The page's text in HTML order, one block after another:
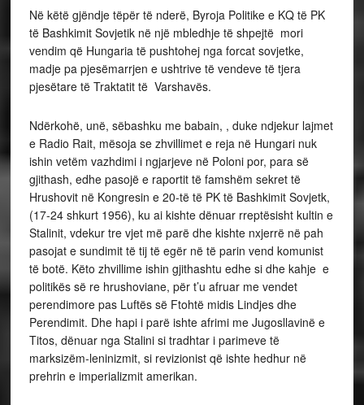
Në këtë gjëndje tëpër të nderë, Byroja Politike e KQ të PK
të Bashkimit Sovjetik në një mbledhje të shpejtë mori
vendim që Hungaria të pushtohej nga forcat sovjetke,
madje pa pjesëmarrjen e ushtrive të vendeve të tjera
pjesëtare të Traktatit të Varshavës.
Ndërkohë, unë, sëbashku me babain, , duke ndjekur lajmet
e Radio Rait, mësoja se zhvillimet e reja në Hungari nuk
ishin vetëm vazhdimi i ngjarjeve në Poloni por, para së
gjithash, edhe pasojë e raportit të famshëm sekret të
Hrushovit në Kongresin e 20-të të PK të Bashkimit Sovjetk,
(17-24 shkurt 1956), ku ai kishte dënuar rreptësisht kultin e
Stalinit, vdekur tre vjet më parë dhe kishte nxjerrë në pah
pasojat e sundimit të tij të egër në të parin vend komunist
të botë. Këto zhvillime ishin gjithashtu edhe si dhe kahje e
politikës së re hrushoviane, për t’u afruar me vendet
perendimore pas Luftës së Ftohtë midis Lindjes dhe
Perendimit. Dhe hapi i parë ishte afrimi me Jugosllavinë e
Titos, dënuar nga Stalini si tradhtar i parimeve të
marksizëm-leninizmit, si revizionist që ishte hedhur në
prehrin e imperializmit amerikan.